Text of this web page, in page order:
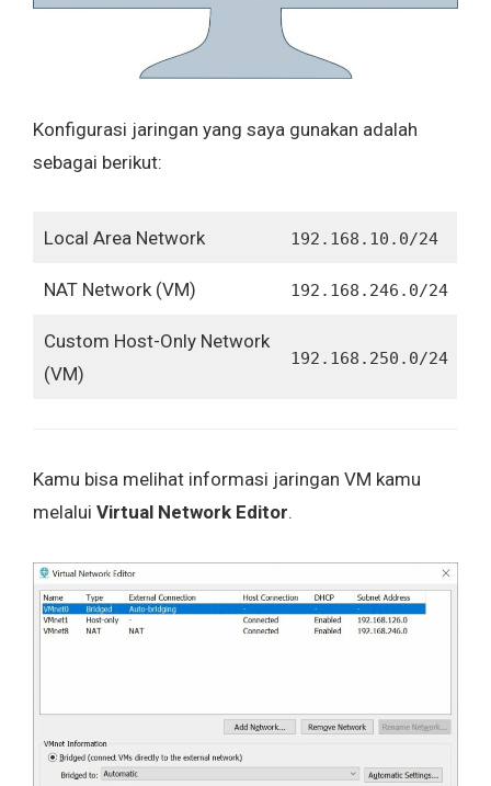
Konfigurasi jaringan yang saya gunakan adalah
sebagai berikut:
Local Area Network 192.168.10.0/24
NAT Network (VM) 192.168.246.0/24
Custom Host-Only Network
(VM)
192.168.250.0/24
Kamu bisa melihat informasi jaringan VM kamu
melalui Virtual Network Editor.